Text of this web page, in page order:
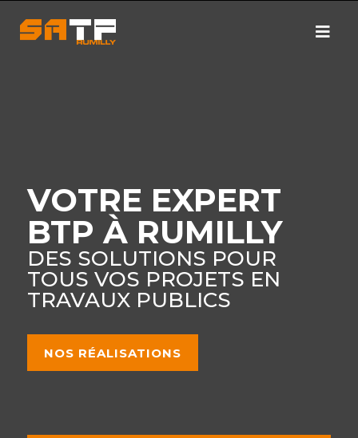
VOTRE EXPERT
BTP À RUMILLY
DES SOLUTIONS POUR
TOUS VOS PROJETS EN
TRAVAUX PUBLICS
NOS RÉALISATIONS